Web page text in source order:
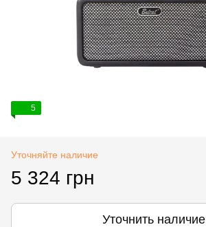
5
Уточняйте наличие
5 324 грн
Уточнить наличие